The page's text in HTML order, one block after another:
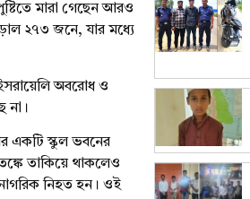
মারা গেছেন আরও
২৭৩ জনে, যার মধ্যে
অবরোধ ও
না।
একটি স্কুল ভবনের
তাকিয়ে থাকলেও
নিহত হন। ওই